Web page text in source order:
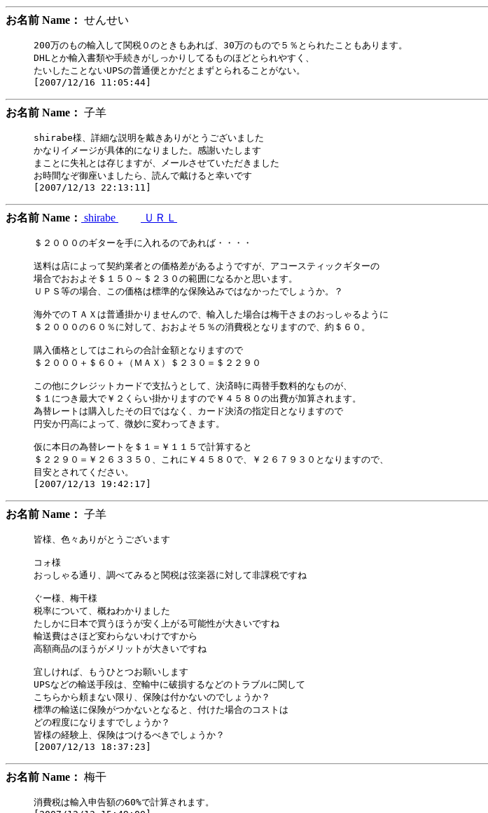
お名前 Name： せんせい
200万のもの輸入して関税０のときもあれば、30万のもので５％とられたこともあります。
DHLとか輸入書類や手続きがしっかりしてるものほどとられやすく、
たいしたことないUPSの普通便とかだとまずとられることがない。
お名前 Name： 子羊
shirabe様、詳細な説明を戴きありがとうございました
かなりイメージが具体的になりました。感謝いたします
まことに失礼とは存じますが、メールさせていただきました
お時間なぞ御座いましたら、読んで戴けると幸いです
お名前 Name： shirabe ＵＲＬ
＄２０００のギターを手に入れるのであれば・・・・
送料は店によって契約業者との価格差があるようですが、アコースティックギターの
場合でおおよそ＄１５０～＄２３０の範囲になるかと思います。
ＵＰＳ等の場合、この価格は標準的な保険込みではなかったでしょうか。？
海外でのＴＡＸは普通掛かりませんので、輸入した場合は梅干さまのおっしゃるように
＄２０００の６０％に対して、おおよそ５％の消費税となりますので、約＄６０。
購入価格としてはこれらの合計金額となりますので
＄２０００＋＄６０＋（ＭＡＸ）＄２３０＝＄２２９０
この他にクレジットカードで支払うとして、決済時に両替手数料的なものが、
＄１につき最大で￥２くらい掛かりますので￥４５８０の出費が加算されます。
為替レートは購入したその日ではなく、カード決済の指定日となりますので
円安か円高によって、微妙に変わってきます。
仮に本日の為替レートを＄１＝￥１１５で計算すると
＄２２９０＝￥２６３３５０、これに￥４５８０で、￥２６７９３０となりますので、
目安とされてください。
お名前 Name： 子羊
皆様、色々ありがとうございます
コォ様
おっしゃる通り、調べてみると関税は弦楽器に対して非課税ですね
ぐー様、梅干様
税率について、概ねわかりました
たしかに日本で買うほうが安く上がる可能性が大きいですね
輸送費はさほど変わらないわけですから
高額商品のほうがメリットが大きいですね
宜しければ、もうひとつお願いします
UPSなどの輸送手段は、空輸中に破損するなどのトラブルに関して
こちらから頼まない限り、保険は付かないのでしょうか？
標準の輸送に保険がつかないとなると、付けた場合のコストは
どの程度になりますでしょうか？
皆様の経験上、保険はつけるべきでしょうか？
お名前 Name： 梅干
消費税は輸入申告額の60%で計算されます。